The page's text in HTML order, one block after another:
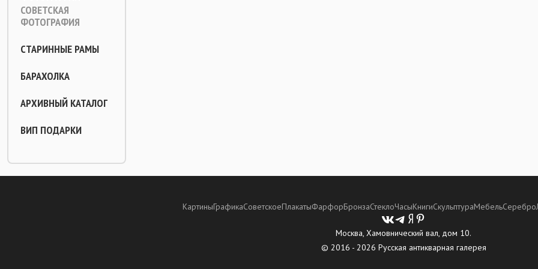
СОВЕТСКАЯ
ФОТОГРАФИЯ
СТАРИННЫЕ РАМЫ
БАРАХОЛКА
АРХИВНЫЙ КАТАЛОГ
ВИП ПОДАРКИ
КартиныГрафикаСоветскоеПлакатыФарфорБронзаСтеклоЧасыКнигиСкульптураМебельСеребро
Москва, Хамовнический вал, дом 10.
© 2016 - 2026 Русская антикварная галерея